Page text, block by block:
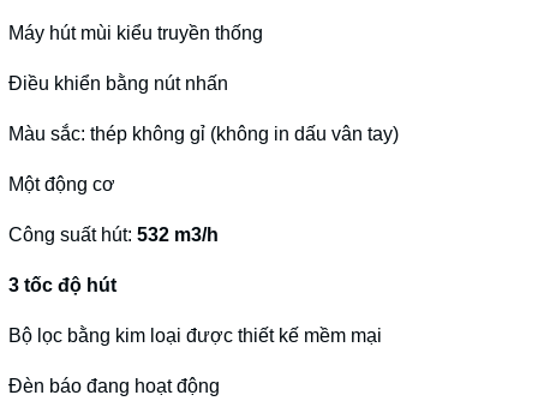
Máy hút mùi kiểu truyền thống
Điều khiển bằng nút nhấn
Màu sắc: thép không gỉ (không in dấu vân tay)
Một động cơ
Công suất hút: 532 m3/h
3 tốc độ hút
Bộ lọc bằng kim loại được thiết kế mềm mại
Đèn báo đang hoạt động